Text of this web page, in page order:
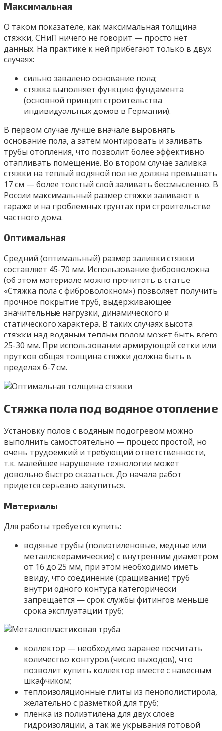
Максимальная
О таком показателе, как максимальная толщина
стяжки, СНиП ничего не говорит — просто нет
данных. На практике к ней прибегают только в двух
случаях:
сильно завалено основание пола;
стяжка выполняет функцию фундамента
(основной принцип строительства
индивидуальных домов в Германии).
В первом случае лучше вначале выровнять
основание пола, а затем монтировать и заливать
трубы отопления, что позволит более эффективно
отапливать помещение. Во втором случае заливка
стяжки на теплый водяной пол не должна превышать
17 см — более толстый слой заливать бессмысленно. В
России максимальный размер стяжки заливают в
гараже и на проблемных грунтах при строительстве
частного дома.
Оптимальная
Средний (оптимальный) размер заливки стяжки
составляет 45-70 мм. Использование фиброволокна
(об этом материале можно прочитать в статье
«Стяжка пола с фиброволокном») позволяет получить
прочное покрытие труб, выдерживающее
значительные нагрузки, динамического и
статического характера. В таких случаях высота
стяжки над водяным теплым полом может быть всего
25-30 мм. При использовании армирующей сетки или
прутков общая толщина стяжки должна быть в
пределах 6-7 см.
Стяжка пола под водяное отопление
Установку полов с водяным подогревом можно
выполнить самостоятельно — процесс простой, но
очень трудоемкий и требующий ответственности,
т.к. малейшее нарушение технологии может
довольно быстро сказаться. До начала работ
придется серьезно закупиться.
Материалы
Для работы требуется купить:
водяные трубы (полиэтиленовые, медные или
металлокерамические) с внутренним диаметром
от 16 до 25 мм, при этом необходимо иметь
ввиду, что соединение (сращивание) труб
внутри одного контура категорически
запрещается — срок службы фитингов меньше
срока эксплуатации труб;
коллектор — необходимо заранее посчитать
количество контуров (число выходов), что
позволит купить коллектор вместе с навесным
шкафчиком;
теплоизоляционные плиты из пенополистирола,
желательно с разметкой для труб;
пленка из полиэтилена для двух слоев
гидроизоляции, а так же укрывания готовой